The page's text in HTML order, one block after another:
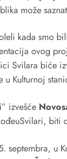
može
kada smo
ovog
Svilara biće
Kulturnoj
” izvešće
biti
septembra, u